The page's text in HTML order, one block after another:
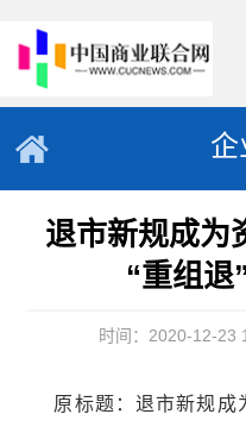
企
退市新规成为
“重组退
时间：2020-12-23
原标题：退市新规成